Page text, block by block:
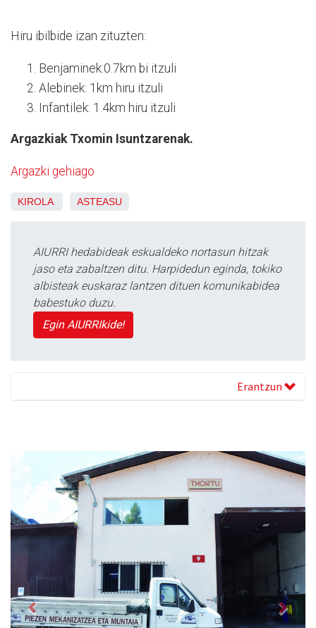
Hiru ibilbide izan zituzten:
Benjaminek:0.7km bi itzuli
Alebinek: 1km hiru itzuli
Infantilek: 1.4km hiru itzuli
Argazkiak Txomin Isuntzarenak.
Argazki gehiago
KIROLA ASTEASU
AIURRI hedabideak eskualdeko nortasun hitzak
jaso eta zabaltzen ditu. Harpidedun eginda, tokiko
albisteak euskaraz lantzen dituen komunikabidea
babestuko duzu.
Egin AIURRIkide!
Erantzun
Previous Next